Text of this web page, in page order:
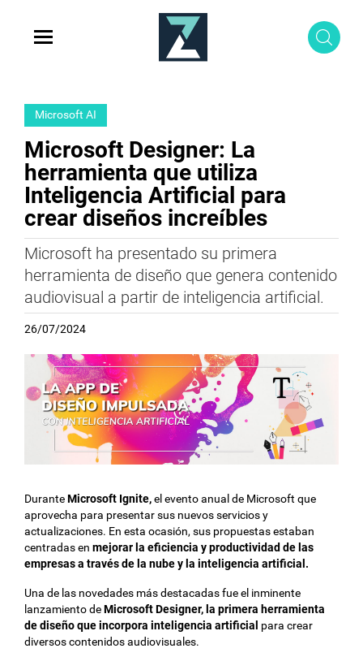
Microsoft AI
Microsoft Designer: La
herramienta que utiliza
Inteligencia Artificial para
crear diseños increíbles
Microsoft ha presentado su primera
herramienta de diseño que genera contenido
audiovisual a partir de inteligencia artificial.
26/07/2024
DuranteMicrosoft Ignite,el evento anual de Microsoft que
aprovecha para presentar sus nuevos servicios y
actualizaciones. En esta ocasión, sus propuestas estaban
centradas enmejorar la eficiencia y productividad de las
empresas a través de la nube y la inteligencia artificial.
Una de las novedades más destacadas fue el inminente
lanzamiento deMicrosoft Designer, la primera herramienta
de diseño que incorpora inteligencia artificial para crear
diversos contenidos audiovisuales.